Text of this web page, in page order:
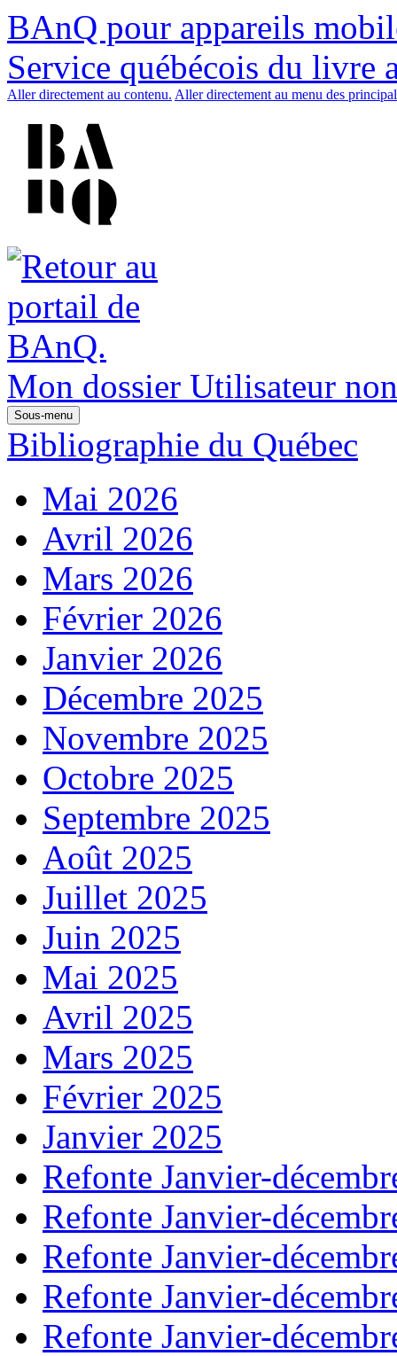
BAnQ pour appareils
Service québécois du livre
Aller directement au contenu. Aller directement au menu des
Mon dossier Utilisateur
Sous-menu
Bibliographie du Québec
Mai 2026
Avril 2026
Mars 2026
Février 2026
Janvier 2026
Décembre 2025
Novembre 2025
Octobre 2025
Septembre 2025
Août 2025
Juillet 2025
Juin 2025
Mai 2025
Avril 2025
Mars 2025
Février 2025
Janvier 2025
Refonte Janvier-
Refonte Janvier-
Refonte Janvier-
Refonte Janvier-
Refonte Janvier-